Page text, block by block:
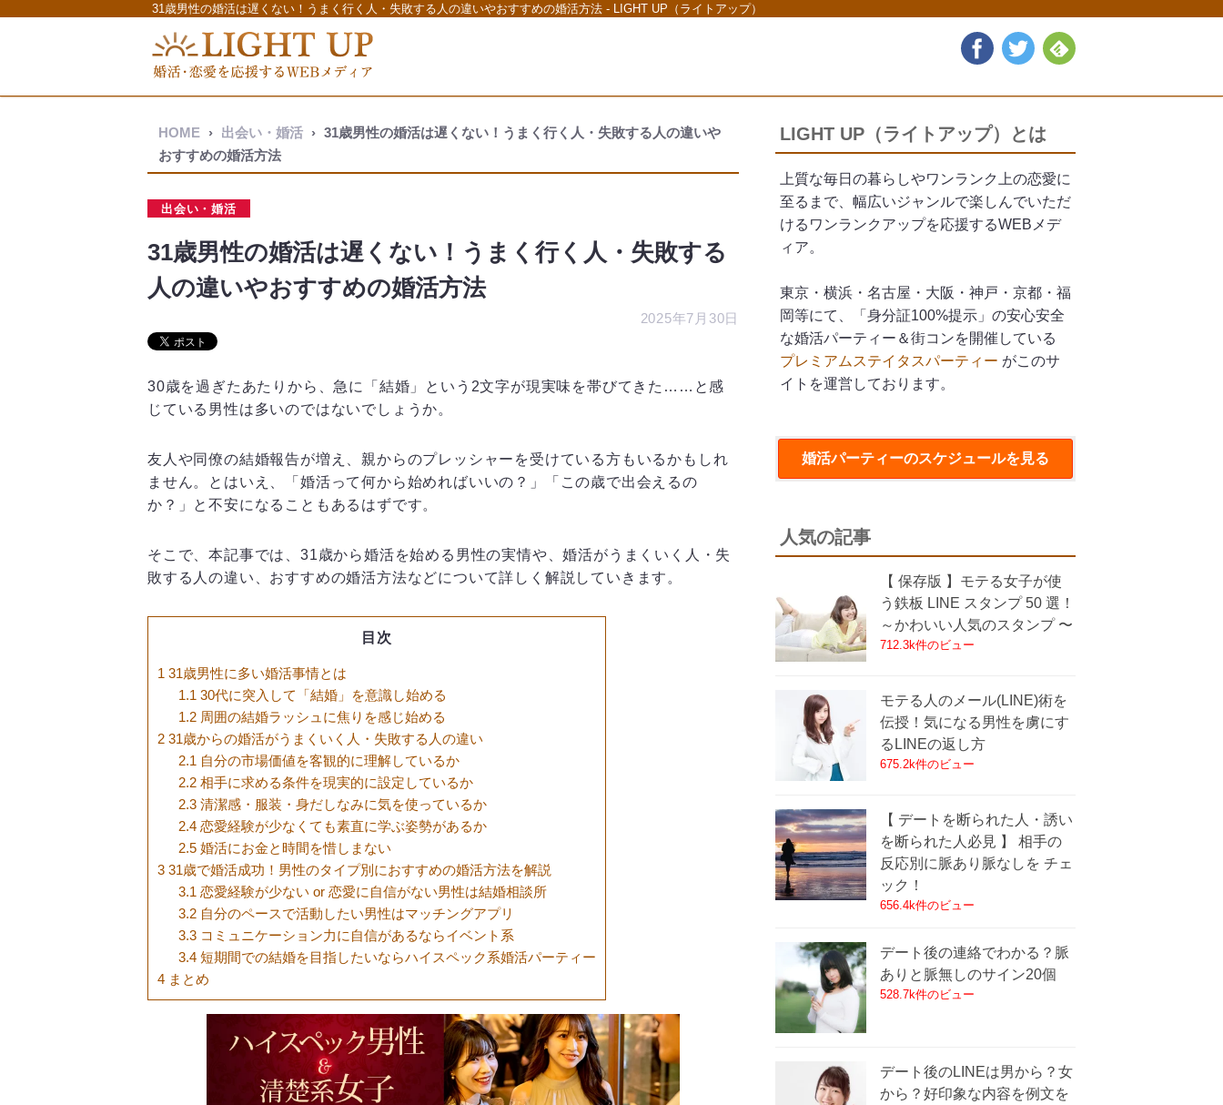
31歳男性の婚活は遅くない！うまく行く人・失敗する人の違いやおすすめの婚活方法 - LIGHT UP（ライトアップ）
HOME › 出会い・婚活 › 31歳男性の婚活は遅くない！うまく行く人・失敗する人の違いや
おすすめの婚活方法
出会い・婚活
31歳男性の婚活は遅くない！うまく行く人・失敗する
人の違いやおすすめの婚活方法
2025年7月30日
30歳を過ぎたあたりから、急に「結婚」という2文字が現実味を帯びてきた……と感
じている男性は多いのではないでしょうか。
友人や同僚の結婚報告が増え、親からのプレッシャーを受けている方もいるかもしれ
ません。とはいえ、「婚活って何から始めればいいの？」「この歳で出会えるの
か？」と不安になることもあるはずです。
そこで、本記事では、31歳から婚活を始める男性の実情や、婚活がうまくいく人・失
敗する人の違い、おすすめの婚活方法などについて詳しく解説していきます。
目次
1 31歳男性に多い婚活事情とは
1.1 30代に突入して「結婚」を意識し始める
1.2周囲の結婚ラッシュに焦りを感じ始める
2 31歳からの婚活がうまくいく人・失敗する人の違い
2.1 自分の市場価値を客観的に理解しているか
2.2相手に求める条件を現実的に設定しているか
2.3清潔感・服装・身だしなみに気を使っているか
2.4恋愛経験が少なくても素直に学ぶ姿勢があるか
2.5婚活にお金と時間を惜しまない
3 31歳で婚活成功！男性のタイプ別におすすめの婚活方法を解説
3.1 恋愛経験が少ない or 恋愛に自信がない男性は結婚相談所
3.2自分のペースで活動したい男性はマッチングアプリ
3.3コミュニケーション力に自信があるならイベント系
3.4短期間での結婚を目指したいならハイスペック系婚活パーティー
4 まとめ
LIGHT UP（ライトアップ）とは
上質な毎日の暮らしやワンランク上の恋愛に
至るまで、幅広いジャンルで楽しんでいただ
けるワンランクアップを応援するWEBメデ
ィア。
東京・横浜・名古屋・大阪・神戸・京都・福
岡等にて、「身分証100%提示」の安心安全
な婚活パーティー＆街コンを開催している
プレミアムステイタスパーティー がこのサ
イトを運営しております。
婚活パーティーのスケジュールを見る
人気の記事
【 保存版 】モテる女子が使
う鉄板 LINE スタンプ 50 選！
～かわいい人気のスタンプ 〜
712.3k件のビュー
モテる人のメール(LINE)術を
伝授！気になる男性を虜にす
るLINEの返し方
675.2k件のビュー
【 デートを断られた人・誘い
を断られた人必見 】 相手の
反応別に脈あり脈なしを チェ
ック！
656.4k件のビュー
デート後の連絡でわかる？脈
ありと脈無しのサイン20個
528.7k件のビュー
デート後のLINEは男から？女
から？好印象な内容を例文を